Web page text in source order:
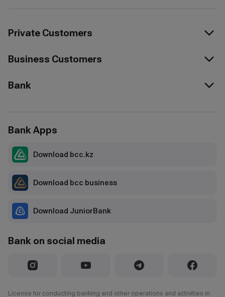
Private Customers
Business Customers
Bank
Bank on social media
Bank Apps
Download bcc.kz
Download bcc business
Download JuniorBank
License for conducting banking and other operations and activities in